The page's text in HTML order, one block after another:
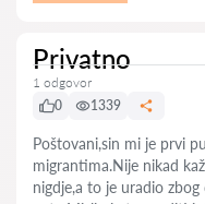
Privatno
1 odgovor
0
1339
Poštovani,sin mi je prvi
migrantima.Nije nikad
nigdje,a to je uradio